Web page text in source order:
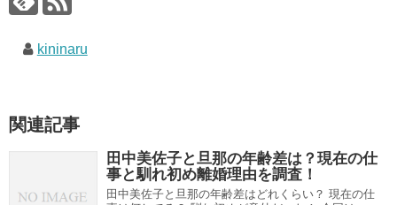
kininaru
関連記事
田中美佐子と旦那の年齢差は？現在の仕
事と馴れ初め離婚理由を調査！
田中美佐子と旦那の年齢差はどれくらい？ 現在の仕